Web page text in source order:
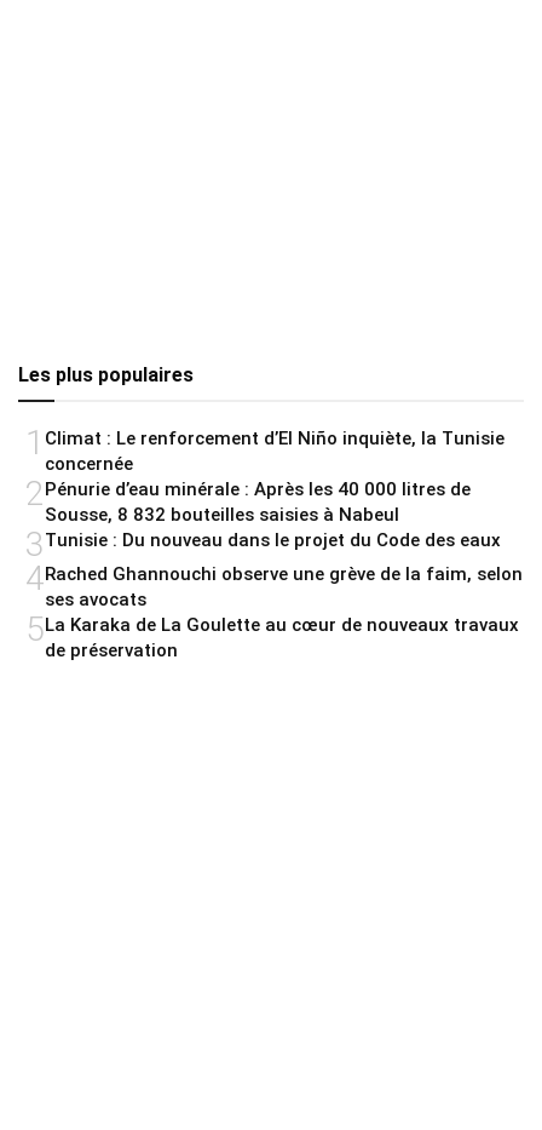
Les plus populaires
1 Climat : Le renforcement d’El Niño inquiète, la Tunisie
concernée
2 Pénurie d’eau minérale : Après les 40 000 litres de
Sousse, 8 832 bouteilles saisies à Nabeul
3Tunisie : Du nouveau dans le projet du Code des eaux
4Rached Ghannouchi observe une grève de la faim, selon
ses avocats
5La Karaka de La Goulette au cœur de nouveaux travaux
de préservation